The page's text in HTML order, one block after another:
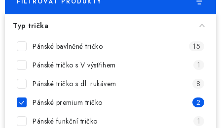
VLASTNÍ MOTIV
TRIČKA
MIKINY
OKAMŽITĚ K ODBĚRU
B2B
Typ trička
Pánské bavlněné tričko
15
Pánské tričko s V výstřihem
1
Pánské tričko s dl. rukávem
8
Pánské premium tričko
2
Pánské funkční tričko
1